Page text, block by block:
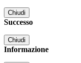
Chiudi
Successo
Chiudi
Informazione